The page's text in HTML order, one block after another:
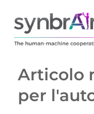
Articolo
per